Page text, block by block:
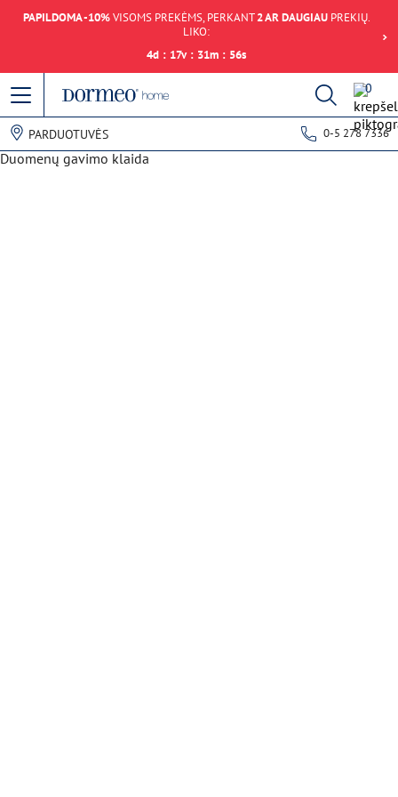
PAPILDOMA -10%VISOMS PREKĖMS, PERKANT2 AR DAUGIAUPREKIŲ.
LIKO:
4d : 17v : 31m : 56s
0
PARDUOTUVĖS 0-5 278 7336
Duomenų gavimo klaida